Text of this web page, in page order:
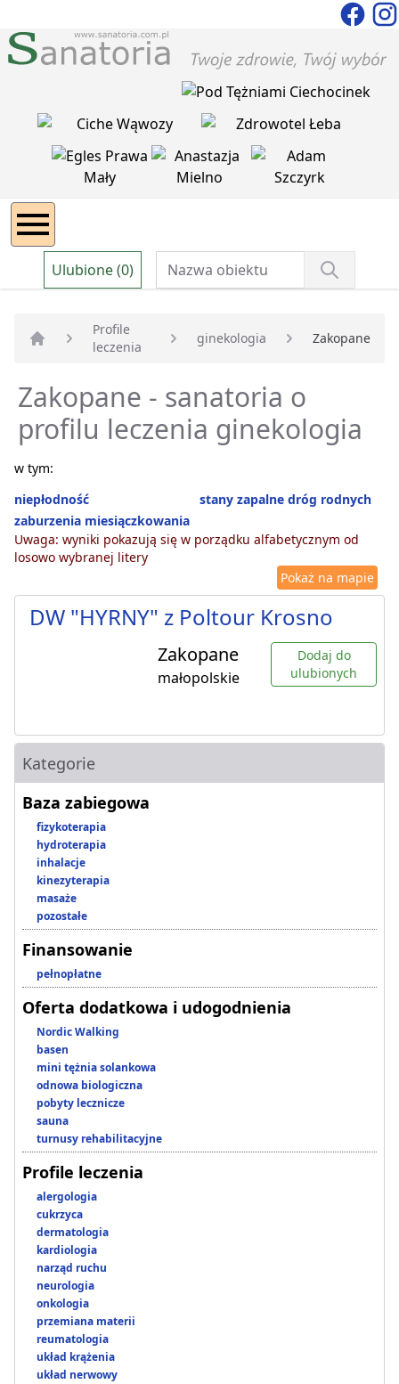
Ulubione (0)
Strona główna
Profile
leczenia
ginekologia Zakopane
Zakopane - sanatoria o
profilu leczenia ginekologia
w tym:
niepłodność
stany zapalne dróg rodnych
zaburzenia miesiączkowania
Uwaga: wyniki pokazują się w porządku alfabetycznym od
losowo wybranej litery
Pokaż na mapie
DW "HYRNY" z Poltour Krosno
Zakopane
małopolskie
Dodaj do
ulubionych
Kategorie
Baza zabiegowa
fizykoterapia
hydroterapia
inhalacje
kinezyterapia
masaże
pozostałe
Finansowanie
pełnopłatne
Oferta dodatkowa i udogodnienia
Nordic Walking
basen
mini tężnia solankowa
odnowa biologiczna
pobyty lecznicze
sauna
turnusy rehabilitacyjne
Profile leczenia
alergologia
cukrzyca
dermatologia
kardiologia
narząd ruchu
neurologia
onkologia
przemiana materii
reumatologia
układ krążenia
układ nerwowy